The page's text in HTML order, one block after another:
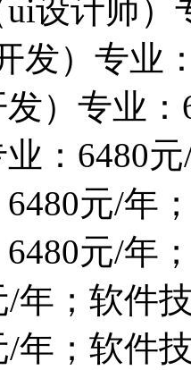
设计师）
发）专
）专业
：6480
元/年
元/年
/年；软件
/年；软件